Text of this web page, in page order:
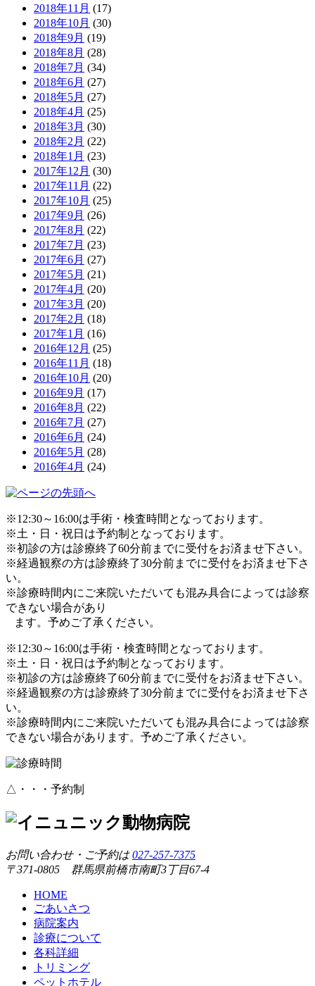
2018年11月 (17)
2018年10月 (30)
2018年9月 (19)
2018年8月 (28)
2018年7月 (34)
2018年6月 (27)
2018年5月 (27)
2018年4月 (25)
2018年3月 (30)
2018年2月 (22)
2018年1月 (23)
2017年12月 (30)
2017年11月 (22)
2017年10月 (25)
2017年9月 (26)
2017年8月 (22)
2017年7月 (23)
2017年6月 (27)
2017年5月 (21)
2017年4月 (20)
2017年3月 (20)
2017年2月 (18)
2017年1月 (16)
2016年12月 (25)
2016年11月 (18)
2016年10月 (20)
2016年9月 (17)
2016年8月 (22)
2016年7月 (27)
2016年6月 (24)
2016年5月 (28)
2016年4月 (24)
※12:30～16:00は手術・検査時間となっております。
※土・日・祝日は予約制となっております。
※初診の方は診療終了60分前までに受付をお済ませ下さい。
※経過観察の方は診療終了30分前までに受付をお済ませ下さ
い。
※診療時間内にご来院いただいても混み具合によっては診察
できない場合があり
ます。予めご了承ください。
※12:30～16:00は手術・検査時間となっております。
※土・日・祝日は予約制となっております。
※初診の方は診療終了60分前までに受付をお済ませ下さい。
※経過観察の方は診療終了30分前までに受付をお済ませ下さ
い。
※診療時間内にご来院いただいても混み具合によっては診察
できない場合があります。予めご了承ください。
△・・・予約制
お問い合わせ・ご予約は027-257-7375
〒371-0805 群馬県前橋市南町3丁目67-4
HOME
ごあいさつ
病院案内
診療について
各科詳細
トリミング
ペットホテル